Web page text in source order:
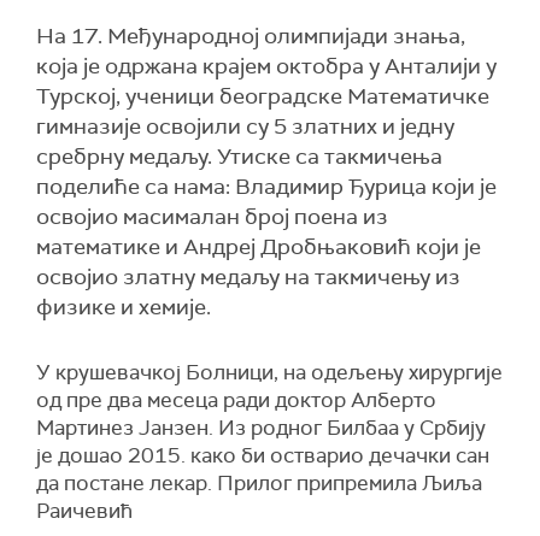
На 17. Међународној олимпијади знања,
која је одржана крајем октобра у Анталији у
Турској, ученици београдске Математичке
гимназије освојили су 5 златних и једну
сребрну медаљу. Утиске са такмичења
поделиће са нама: Владимир Ђурица који је
освојио масималан број поена из
математике и Андреј Дробњаковић који је
освојио златну медаљу на такмичењу из
физике и хемије.
У крушевачкој Болници, на одељењу хирургије
од пре два месеца ради доктор Алберто
Мартинез Јанзен. Из родног Билбаа у Србију
је дошао 2015. како би остварио дечачки сан
да постане лекар. Прилог припремила Љиља
Раичевић